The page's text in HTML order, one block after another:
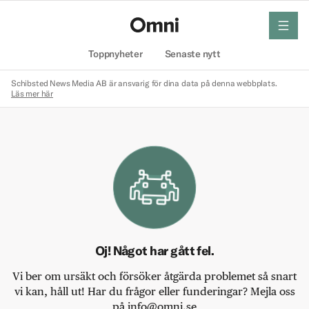
Toppnyheter Senaste nytt
meny
Schibsted News Media AB är ansvarig för dina data på denna webbplats.
Läs mer här
Oj! Något har gått fel.
Vi ber om ursäkt och försöker åtgärda problemet så snart
vi kan, håll ut! Har du frågor eller funderingar? Mejla oss